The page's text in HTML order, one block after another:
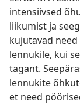
intensiivsed
liikumist ja
kujutavad
lennukile, kui
tagant.
lennukite
et need